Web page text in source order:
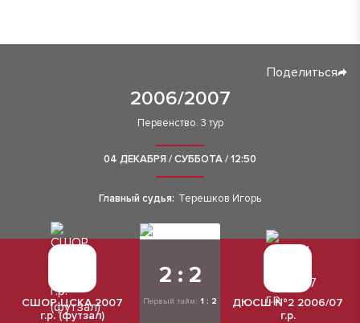
2006/2007
Поделиться
Первенство. 3 тур
04 ДЕКАБРЯ / СУББОТА / 12:50
Главный судья: Терешков Игорь
СШОР ЦСКА 2007
г.р. (футзал)
2 : 2
Первый тайм: 1 : 2
ДЮСШ №2 2006/07
г.р.